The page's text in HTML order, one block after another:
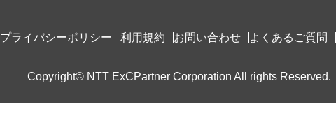
プライバシーポリシー 利用規約 お問い合わせ よくあるご質問
Copyright© NTT ExCPartner Corporation All rights Reserved.